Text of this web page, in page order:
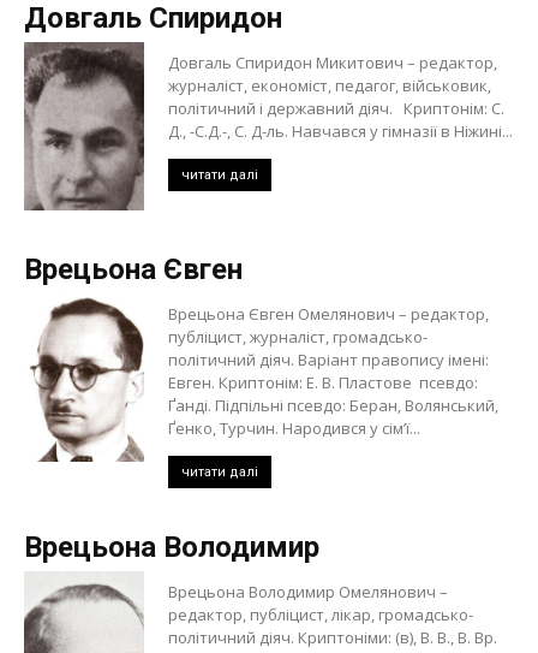
Довгаль Спиридон
Довгаль Спиридон Микитович – редактор,
журналіст, економіст, педагог, військовик,
політичний і державний діяч. Криптонім: С.
Д., -С.Д.-, С. Д-ль. Навчався у гімназії в Ніжині...
читати далі
Врецьона Євген
Врецьона Євген Омелянович – редактор,
публіцист, журналіст, громадсько-
політичний діяч. Варіант правопису імені:
Евген. Криптонім: Е. В. Пластове псевдо:
Ґанді. Підпільні псевдо: Беран, Волянський,
Ґенко, Турчин. Народився у сім’ї...
читати далі
Врецьона Володимир
Врецьона Володимир Омелянович –
редактор, публіцист, лікар, громадсько-
політичний діяч. Криптоніми: (в), В. В., В. Вр.